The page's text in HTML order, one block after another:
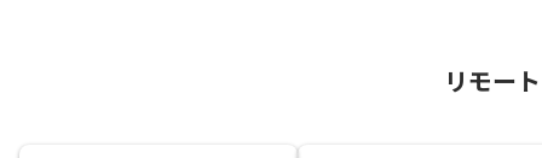
リモー